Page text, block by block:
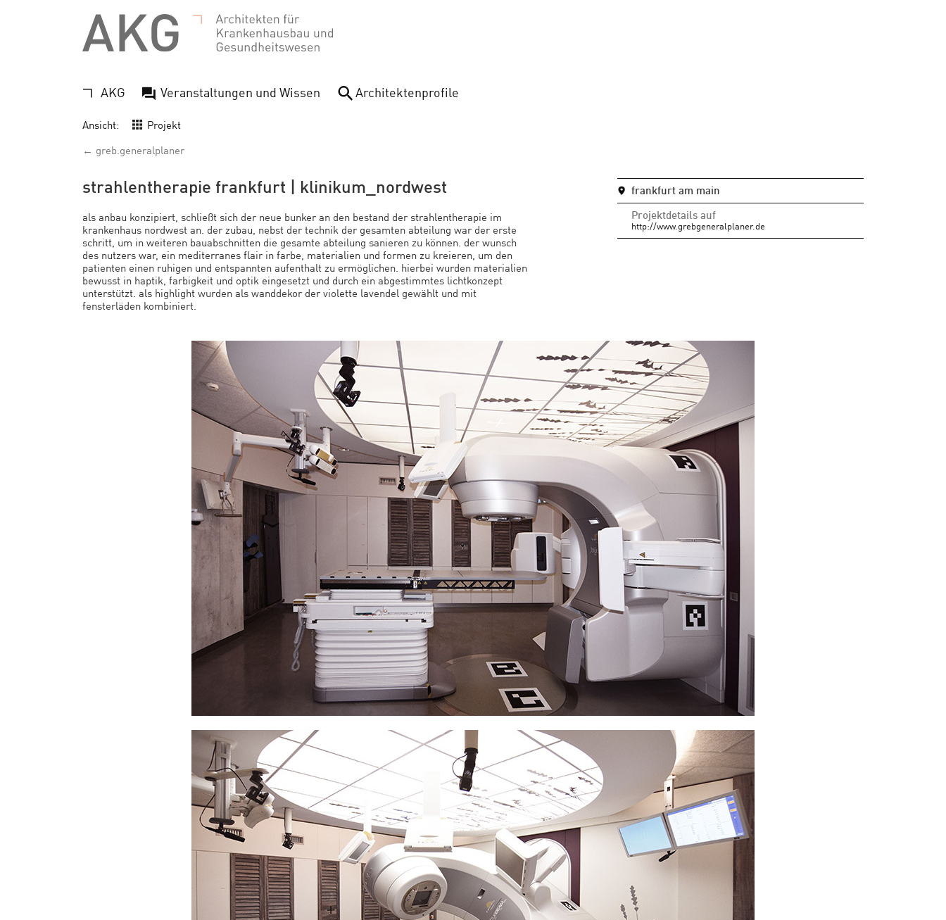
AKG Veranstaltungen und Wissen Architektenprofile
Ansicht:
Projekt
← greb.generalplaner
strahlentherapie frankfurt | klinikum_nordwest
als anbau konzipiert, schließt sich der neue bunker an den bestand der strahlentherapie im
krankenhaus nordwest an. der zubau, nebst der technik der gesamten abteilung war der erste
schritt, um in weiteren bauabschnitten die gesamte abteilung sanieren zu können. der wunsch
des nutzers war, ein mediterranes flair in farbe, materialien und formen zu kreieren, um den
patienten einen ruhigen und entspannten aufenthalt zu ermöglichen. hierbei wurden materialien
bewusst in haptik, farbigkeit und optik eingesetzt und durch ein abgestimmtes lichtkonzept
unterstützt. als highlight wurden als wanddekor der violette lavendel gewählt und mit
fensterläden kombiniert.
frankfurt am main
Projektdetails auf
http://www.grebgeneralplaner.de